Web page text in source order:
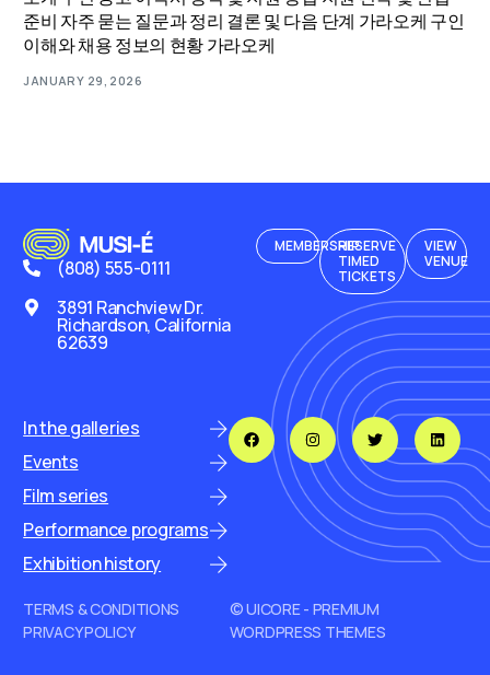
준비 자주 묻는 질문과 정리 결론 및 다음 단계 가라오케 구인
이해와 채용 정보의 현황 가라오케
JANUARY 29, 2026
(808) 555-0111
3891 Ranchview Dr.
Richardson, California
62639
MEMBERSHIPRESERVE
TIMED
TICKETS
VIEW
VENUE
In the galleries
Events
Film series
Performance programs
Exhibition history
TERMS & CONDITIONS
PRIVACY POLICY
© UICORE - PREMIUM
WORDPRESS THEMES